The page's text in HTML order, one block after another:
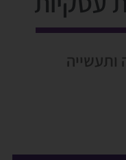
ותעשייה